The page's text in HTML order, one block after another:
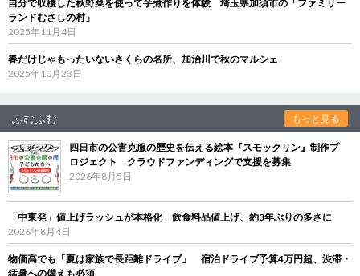
自分で収穫した秋野菜を使って芋煮作りを体験 埼玉県加須市の「ファミリー
ランドむさしの村」
2025年11月4日
春だけじゃもったいないさくらの名所、加治川で秋のマルシェ
2025年10月23日
ふむふむ もっと見る
四日市の公害克服の歴史を伝える絵本『スモックリン』制作プ
ロジェクト クラウドファンディングで支援を募集
2026年8月5日
「中東発」値上げラッシュが本格化 飲食料品値上げ、約3年ぶりの多さに
2026年8月4日
物価高でも「夏は家族で長距離ドライブ」 宿泊ドライブ予算4万円超、渋滞・
猛暑への備えも必須